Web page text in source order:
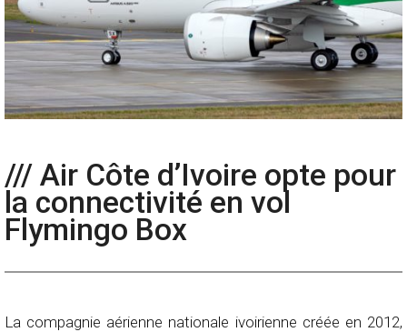
/// Air Côte d’Ivoire opte pour
la connectivité en vol
Flymingo Box
La compagnie aérienne nationale ivoirienne créée en 2012,